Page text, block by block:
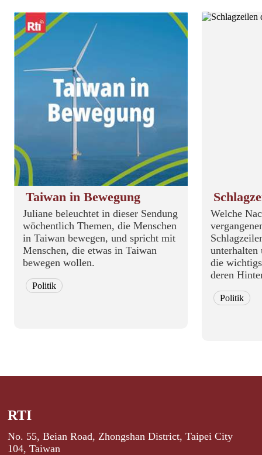
Taiwan in Bewegung
Juliane beleuchtet in dieser Sendung
wöchentlich Themen, die Menschen
in Taiwan bewegen, und spricht mit
Menschen, die etwas in Taiwan
bewegen wollen.
Politik
Welche
unterhalten
die
deren
Politik
RTI
No. 55, Beian Road, Zhongshan District, Taipei City
104, Taiwan